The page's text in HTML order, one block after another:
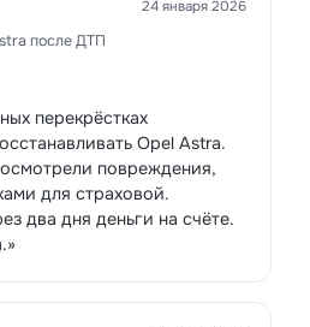
после ДТП
24 января 2026
перекрёстках
Opel Astra.
повреждения,
для страховой.
два дня деньги на счёте.